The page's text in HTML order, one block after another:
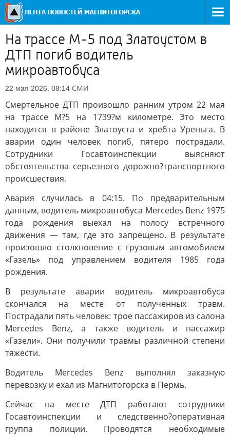
На трассе М-5 под Златоустом в
ДТП погиб водитель
микроавтобуса
22 мая 2026, 08:14 СМИ
Смертельное ДТП произошло ранним утром 22 мая
на трассе М?5 на 1739?м километре. Это место
находится в районе Златоуста и хребта Уреньга. В
аварии один человек погиб, пятеро пострадали.
Сотрудники Госавтоинспекции выясняют
обстоятельства серьезного дорожно?транспортного
происшествия.
Авария случилась в 04:15. По предварительным
данным, водитель микроавтобуса Mercedes Benz 1975
года рождения выехал на полосу встречного
движения — там, где это запрещено. В результате
произошло столкновение с грузовым автомобилем
«Газель» под управлением водителя 1985 года
рождения.
В результате аварии водитель микроавтобуса
скончался на месте от полученных травм.
Пострадали пять человек: трое пассажиров из салона
Mercedes Benz, а также водитель и пассажир
«Газели». Они получили травмы различной степени
тяжести.
Водитель Mercedes Benz выполнял заказную
перевозку и ехал из Магнитогорска в Пермь.
Сейчас на месте ДТП работают сотрудники
Госавтоинспекции и следственно?оперативная
группа полиции. Проводятся необходимые